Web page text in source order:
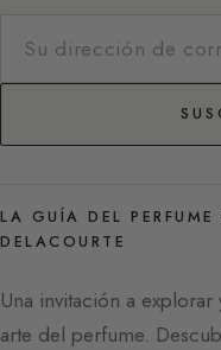
LA GUÍA DEL PERFUME
DELACOURTE
Una invitación a
arte del perfume.